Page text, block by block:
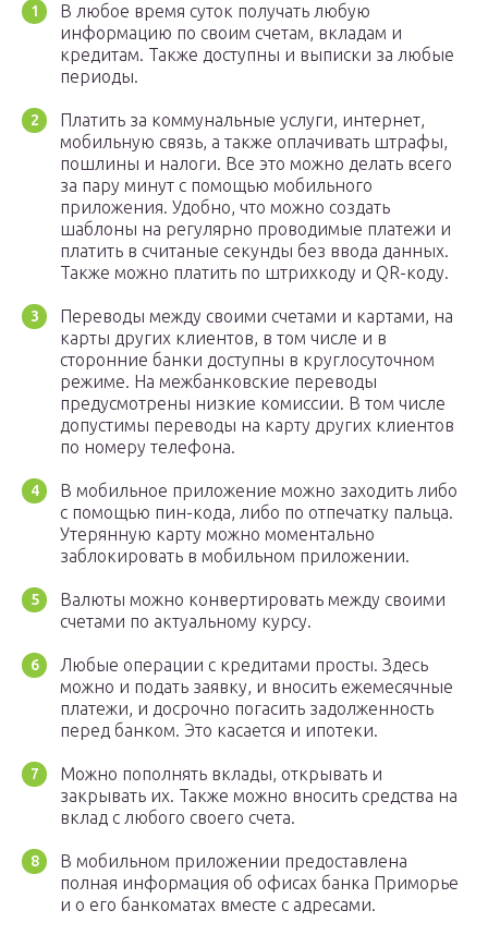
В любое время суток получать любую
информацию по своим счетам, вкладам и
кредитам. Также доступны и выписки за любые
периоды.
Платить за коммунальные услуги, интернет,
мобильную связь, а также оплачивать штрафы,
пошлины и налоги. Все это можно делать всего
за пару минут с помощью мобильного
приложения. Удобно, что можно создать
шаблоны на регулярно проводимые платежи и
платить в считаные секунды без ввода данных.
Также можно платить по штрихкоду и QR-коду.
Переводы между своими счетами и картами, на
карты других клиентов, в том числе и в
сторонние банки доступны в круглосуточном
режиме. На межбанковские переводы
предусмотрены низкие комиссии. В том числе
допустимы переводы на карту других клиентов
по номеру телефона.
В мобильное приложение можно заходить либо
с помощью пин-кода, либо по отпечатку пальца.
Утерянную карту можно моментально
заблокировать в мобильном приложении.
Валюты можно конвертировать между своими
счетами по актуальному курсу.
Любые операции с кредитами просты. Здесь
можно и подать заявку, и вносить ежемесячные
платежи, и досрочно погасить задолженность
перед банком. Это касается и ипотеки.
Можно пополнять вклады, открывать и
закрывать их. Также можно вносить средства на
вклад с любого своего счета.
В мобильном приложении предоставлена
полная информация об офисах банка Приморье
и о его банкоматах вместе с адресами.